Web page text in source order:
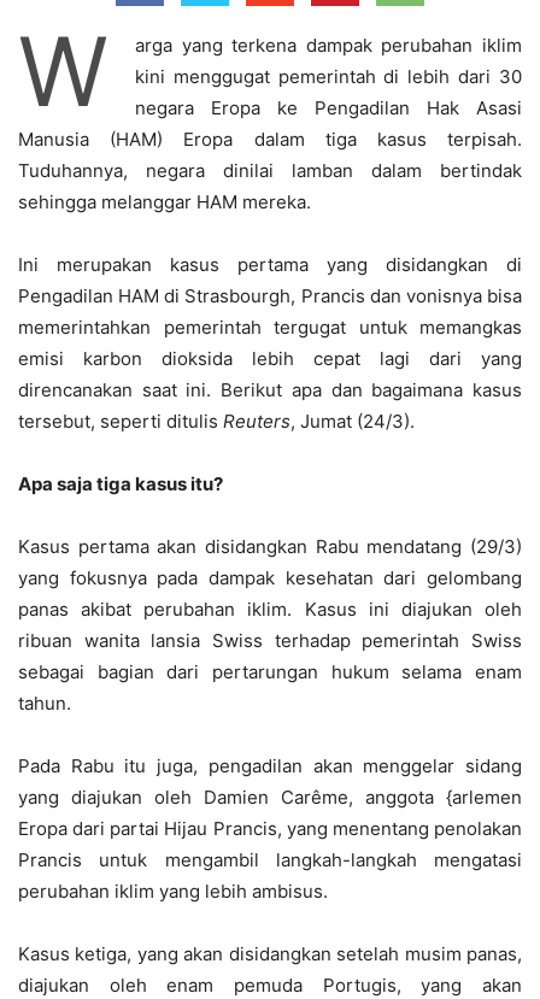
W
arga yang terkena dampak perubahan iklim
kini menggugat pemerintah di lebih dari 30
negara Eropa ke Pengadilan Hak Asasi
Manusia (HAM) Eropa dalam tiga kasus terpisah.
Tuduhannya, negara dinilai lamban dalam bertindak
sehingga melanggar HAM mereka.
Ini merupakan kasus pertama yang disidangkan di
Pengadilan HAM di Strasbourgh, Prancis dan vonisnya bisa
memerintahkan pemerintah tergugat untuk memangkas
emisi karbon dioksida lebih cepat lagi dari yang
direncanakan saat ini. Berikut apa dan bagaimana kasus
tersebut, seperti ditulis Reuters, Jumat (24/3).
Apa saja tiga kasus itu?
Kasus pertama akan disidangkan Rabu mendatang (29/3)
yang fokusnya pada dampak kesehatan dari gelombang
panas akibat perubahan iklim. Kasus ini diajukan oleh
ribuan wanita lansia Swiss terhadap pemerintah Swiss
sebagai bagian dari pertarungan hukum selama enam
tahun.
Pada Rabu itu juga, pengadilan akan menggelar sidang
yang diajukan oleh Damien Carême, anggota {arlemen
Eropa dari partai Hijau Prancis, yang menentang penolakan
Prancis untuk mengambil langkah-langkah mengatasi
perubahan iklim yang lebih ambisus.
Kasus ketiga, yang akan disidangkan setelah musim panas,
diajukan oleh enam pemuda Portugis, yang akan